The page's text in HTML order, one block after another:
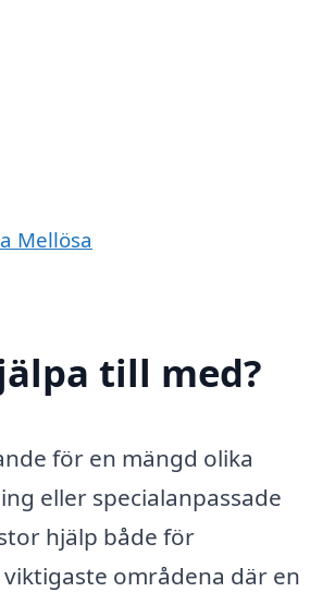
Mellösa
till med?
för en mängd olika
eller specialanpassade
hjälp både för
områdena där en